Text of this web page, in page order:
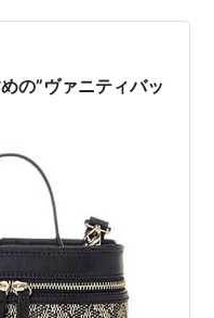
の”ヴァニティバッ